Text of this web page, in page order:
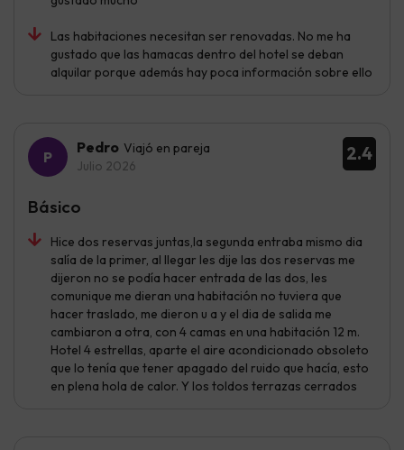
Las habitaciones necesitan ser renovadas. No me ha
gustado que las hamacas dentro del hotel se deban
alquilar porque además hay poca información sobre ello
2.4
Pedro Viajó en pareja
Julio 2026
Hice dos reservas juntas,la segunda entraba mismo dia
salía de la primer, al llegar les dije las dos reservas me
dijeron no se podía hacer entrada de las dos, les
comunique me dieran una habitación no tuviera que
hacer traslado, me dieron u a y el dia de salida me
cambiaron a otra, con 4 camas en una habitación 12 m.
Hotel 4 estrellas, aparte el aire acondicionado obsoleto
que lo tenía que tener apagado del ruido que hacía, esto
en plena hola de calor. Y los toldos terrazas cerrados
Básico